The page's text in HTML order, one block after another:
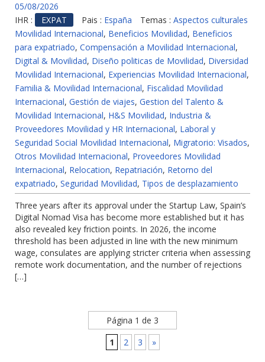
05/08/2026
IHR :
EXPAT Pais : España Temas : Aspectos culturales
Movilidad Internacional, Beneficios Movilidad, Beneficios
para expatriado, Compensación a Movilidad Internacional,
Digital & Movilidad, Diseño politicas de Movilidad, Diversidad
Movilidad Internacional, Experiencias Movilidad Internacional,
Familia & Movilidad Internacional, Fiscalidad Movilidad
Internacional, Gestión de viajes, Gestion del Talento &
Movilidad Internacional, H&S Movilidad, Industria &
Proveedores Movilidad y HR Internacional, Laboral y
Seguridad Social Movilidad Internacional, Migratorio: Visados,
Otros Movilidad Internacional, Proveedores Movilidad
Internacional, Relocation, Repatriación, Retorno del
expatriado, Seguridad Movilidad, Tipos de desplazamiento
Three years after its approval under the Startup Law, Spain’s
Digital Nomad Visa has become more established but it has
also revealed key friction points. In 2026, the income
threshold has been adjusted in line with the new minimum
wage, consulates are applying stricter criteria when assessing
remote work documentation, and the number of rejections
[…]
Página 1 de 3
1
2 3 »